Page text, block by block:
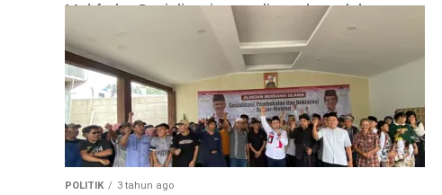
Mahfud. Sosialisasi yang digunakan oleh
relawan ini melalui mekanisme door-to-door...
POLITIK 3 tahun ago